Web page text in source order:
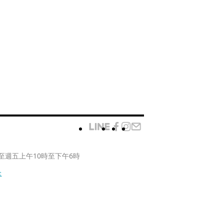
週五上午10時至下午6時